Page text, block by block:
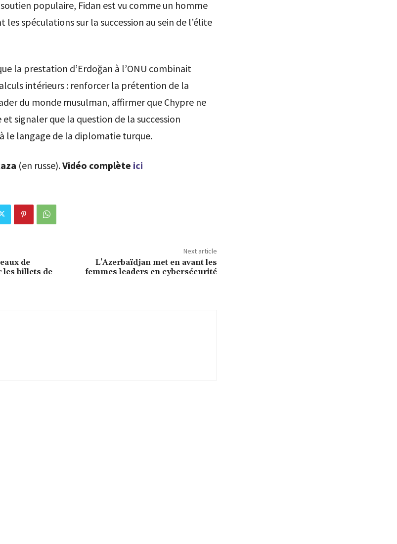
populaire, Fidan est vu comme un homme
spéculations sur la succession au sein de l’élite
la prestation d’Erdoğan à l’ONU combinait
intérieurs : renforcer la prétention de la
du monde musulman, affirmer que Chypre ne
signaler que la question de la succession
le langage de la diplomatie turque.
(en russe).Vidéo complète ici
de
les billets de
Next article
L’Azerbaïdjan met en avant les
femmes leaders en cybersécurité